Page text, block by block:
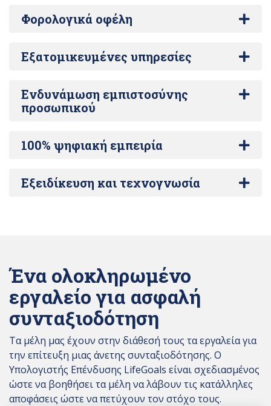
Φορολογικά οφέλη
Εξατομικευμένες υπηρεσίες
Ενδυνάμωση εμπιστοσύνης
προσωπικού
100% ψηφιακή εμπειρία
Εξειδίκευση και τεχνογνωσία
Ένα ολοκληρωμένο
εργαλείο για ασφαλή
συνταξιοδότηση
Τα μέλη μας έχουν στην διάθεσή τους τα εργαλεία για
την επίτευξη μιας άνετης συνταξιοδότησης. Ο
Υπολογιστής Επένδυσης LifeGoals είναι σχεδιασμένος
ώστε να βοηθήσει τα μέλη να λάβουν τις κατάλληλες
αποφάσεις ώστε να πετύχουν τον στόχο τους.